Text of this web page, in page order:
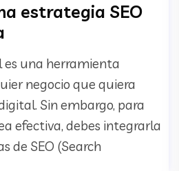
estrategia SEO
una herramienta
negocio que quiera
Sin embargo, para
efectiva, debes integrarla
de SEO (Search